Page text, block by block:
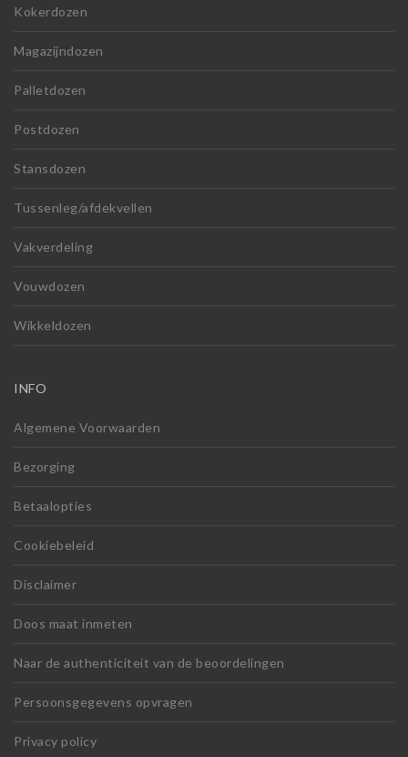
Kokerdozen
Magazijndozen
Palletdozen
Postdozen
Stansdozen
Tussenleg/afdekvellen
Vakverdeling
Vouwdozen
Wikkeldozen
INFO
Algemene Voorwaarden
Bezorging
Betaalopties
Cookiebeleid
Disclaimer
Doos maat inmeten
Naar de authenticiteit van de beoordelingen
Persoonsgegevens opvragen
Privacy policy